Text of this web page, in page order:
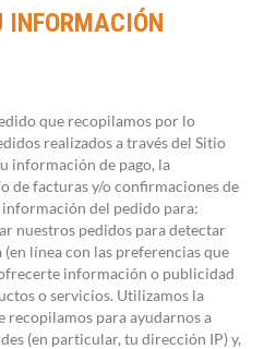
INFORMACIÓN
que recopilamos por lo
realizados a través del Sitio
información de pago, la
de facturas y/o confirmaciones de
información del pedido para:
nuestros pedidos para detectar
línea con las preferencias que
información o publicidad
o servicios. Utilizamos la
para ayudarnos a
(en particular, tu dirección IP) y,